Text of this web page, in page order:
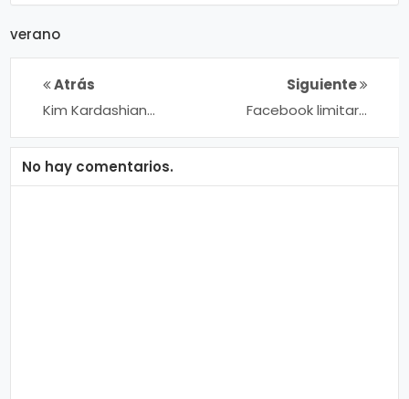
verano
Siguiente
Facebook limitará
a los videos
Atrás
Kim Kardashian
su hermana Khloé
No hay comentarios.